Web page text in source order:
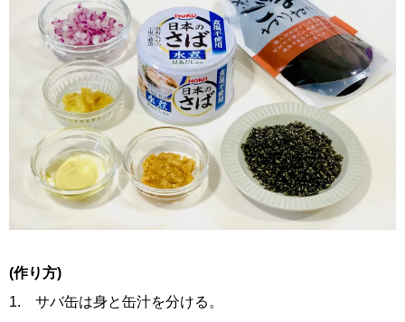
(作り方)
1. サバ缶は身と缶汁を分ける。